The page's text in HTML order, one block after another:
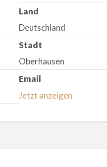
Land
Deutschland
Stadt
Oberhausen
Email
Jetzt anzeigen